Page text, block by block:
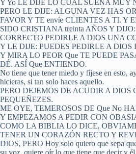
Y Yo LE DIJE LO CUAL SUENA MUY
PERO LE DIJE: ALGUNA VEZ HAS
FAVOR Y TE envíe CLIENTES A TI. Y
SIDO CRISTIANA treinta AÑOS Y
CORRECTO PEDIRLE A DIOS UNA
Y LE DIJE: PUEDES PEDIRLE A DIOS
Y MIRA LO PEOR Que TE PUEDE
DÉ. ASÍ Que ENTIENDO.
No tiene que tener miedo y fíjese en esto,
hicieras, si tan solo haces aquello.
PERO DEJEMOS DE ACUDIR A DIOS
PEQUEÑEZES.
ME OYE, TEMEROSOS DE Que No
Y EMPEZAMOS A PEDIR CON
COMO LA BIBLIA LO DICE,
TENER UN CORAZÓN RECTO Y
DIOS, PERO Hoy solo quiero que sepa
su voz, quiere oír lo que tiene que decir y